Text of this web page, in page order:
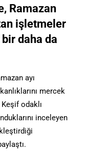
Ramazan
işletmeler
bir daha da
ayı
mercek
Keşif odaklı
inceleyen